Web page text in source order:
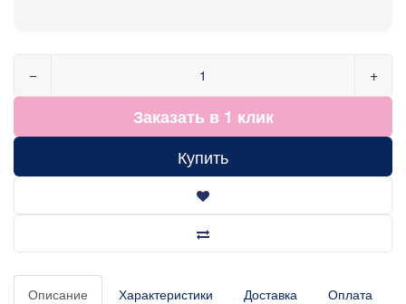
− +
Заказать в 1 клик
Купить
Описание Характеристики Доставка Оплата